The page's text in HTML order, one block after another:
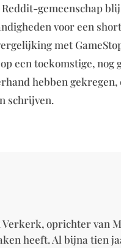
gemeenschap
voor een
met
een toekomstige,
hebben gekregen,
schrijven.
Verkerk, oprichter van
heeft. Al bijna tien